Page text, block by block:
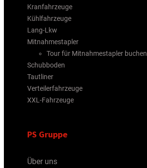
Kranfahrzeuge
Kühlfahrzeuge
Lang-Lkw
Mitnahmestapler
Tour für Mitnahmestapler buchen
Schubboden
Tautliner
Verteilerfahrzeuge
XXL-Fahrzeuge
PS Gruppe
Über uns